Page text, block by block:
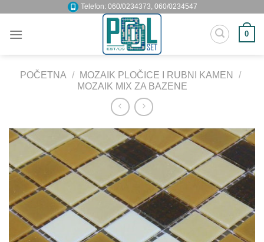
content
Telefon: 060/0234373, 060/0234547
0
POČETNA / MOZAIK PLOČICE I RUBNI KAMEN
/
MOZAIK MIX ZA BAZENE